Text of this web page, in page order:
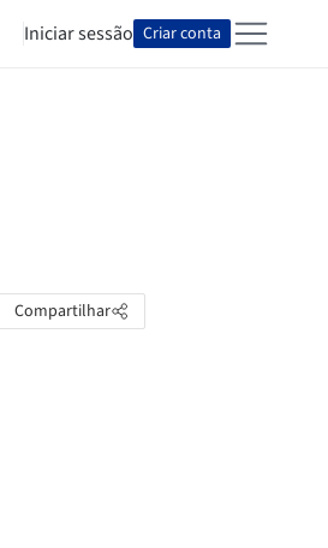
Iniciar sessão Criar conta
Compartilhar